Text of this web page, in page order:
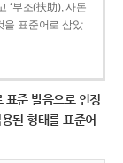
‘부조(扶助), 사돈
을 표준어로 삼았
표준 발음으로 인정
된 형태를 표준어